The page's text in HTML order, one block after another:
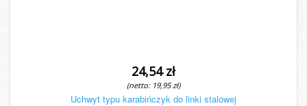
24,54 zł
(netto: 19,95 zł)
Uchwyt typu karabińczyk do linki stalowej